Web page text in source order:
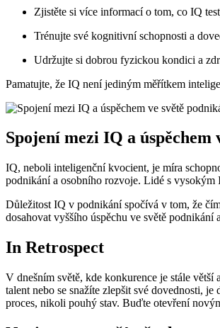
Zjistěte si více informací o tom, co IQ
Trénujte své kognitivní schopnosti a
Udržujte si dobrou fyzickou kondici a
Pamatujte, že IQ není jediným měřítkem
Spojení mezi IQ a úspěchem
IQ, neboli inteligenční kvocient, je míra
podnikání a osobního rozvoje. Lidé s vysokým
Důležitost IQ v podnikání spočívá v tom, že
dosahovat vyššího úspěchu ve světě
In Retrospect
V dnešním světě, kde konkurence je stále
talent nebo se snažíte zlepšit své dovednosti,
proces, nikoli pouhý stav. Buďte otevření